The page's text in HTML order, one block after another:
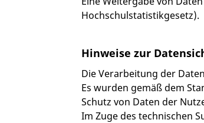
Hochschulstatistikgesetz).
Hinweise zur
Die Verarbeitung der
Es wurden gemäß dem
Schutz von Daten der
Im Zuge des technischen